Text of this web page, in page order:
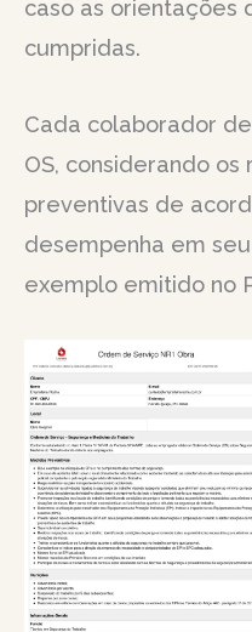
caso as orientações
cumpridas.
Cada colaborador
OS, considerando os
preventivas de
desempenha em
exemplo emitido no